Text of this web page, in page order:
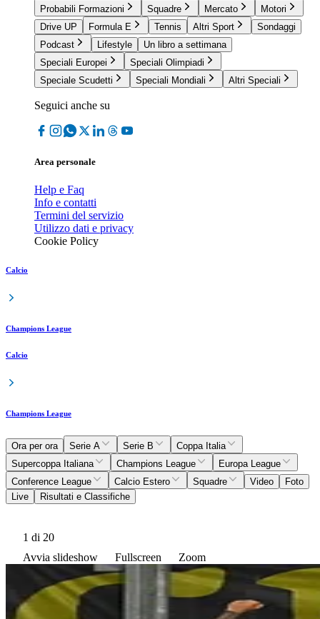
Probabili Formazioni
Squadre Mercato
Motori
Drive UP
Formula E Tennis Altri Sport
Sondaggi
Podcast
Lifestyle
Un libro a settimana
Speciali Europei
Speciali Olimpiadi
Speciale Scudetti
Speciali Mondiali Altri Speciali
Seguici anche su
Area personale
Help e Faq
Info e contatti
Termini del servizio
Utilizzo dati e privacy
Cookie Policy
Calcio
Champions League
Calcio
Champions League
Ora per ora Serie A Serie B
Coppa Italia
Supercoppa Italiana
Champions League
Europa League
Conference League
Calcio Estero Squadre Video
Foto
Live
Risultati e Classifiche
1 di 20
Avvia slideshow
Fullscreen Zoom